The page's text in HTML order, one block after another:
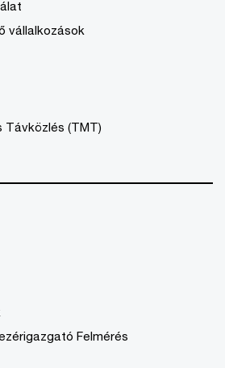
vállalkozások
Távközlés (TMT)
Felmérés